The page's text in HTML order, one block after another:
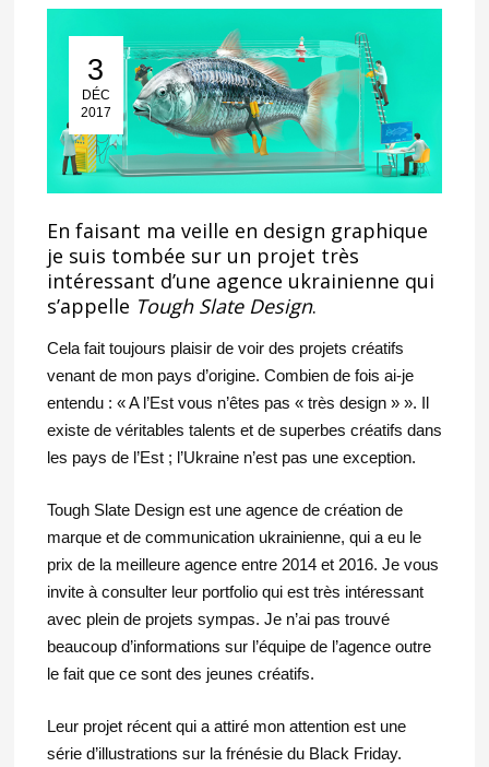
3
DÉC
2017
03 Déc 2017
En faisant ma veille en design graphique
je suis tombée sur un projet très
intéressant d’une agence ukrainienne qui
s’appelle Tough Slate Design.
Cela fait toujours plaisir de voir des projets créatifs
venant de mon pays d’origine. Combien de fois ai-je
entendu : « A l’Est vous n’êtes pas « très design » ». Il
existe de véritables talents et de superbes créatifs dans
les pays de l’Est ; l’Ukraine n’est pas une exception.
Tough Slate Design est une agence de création de
marque et de communication ukrainienne, qui a eu le
prix de la meilleure agence entre 2014 et 2016. Je vous
invite à consulter leur portfolio qui est très intéressant
avec plein de projets sympas. Je n’ai pas trouvé
beaucoup d’informations sur l’équipe de l’agence outre
le fait que ce sont des jeunes créatifs.
Leur projet récent qui a attiré mon attention est une
série d’illustrations sur la frénésie du Black Friday.